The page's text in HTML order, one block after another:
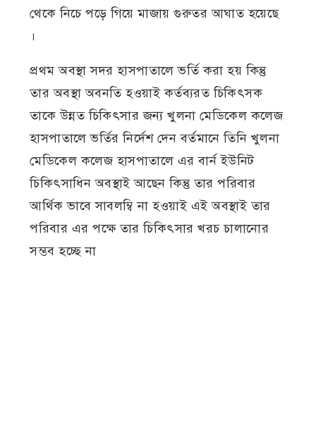
থেকে নিচে পড়ে গিয়ে মাজায় গুরুতর আঘাত হয়েছে
।
প্রথম অবস্থা সদর হাসপাতালে ভর্তি করা হয় কিন্তু
তার অবস্থা অবনতি হওয়াই কর্তব্যরত চিকিৎসক
তাকে উন্নত চিকিৎসার জন্য খুলনা মেডিকেল কলেজ
হাসপাতালে ভর্তির নির্দেশ দেন বর্তমানে তিনি খুলনা
মেডিকেল কলেজ হাসপাতালে এর বার্ন ইউনিট
চিকিৎসাধিন অবস্থাই আছেন কিন্তু তার পরিবার
আর্থিক ভাবে সাবলম্বি না হওয়াই এই অবস্থাই তার
পরিবার এর পক্ষে তার চিকিৎসার খরচ চালানোর
সম্ভব হচ্ছে না